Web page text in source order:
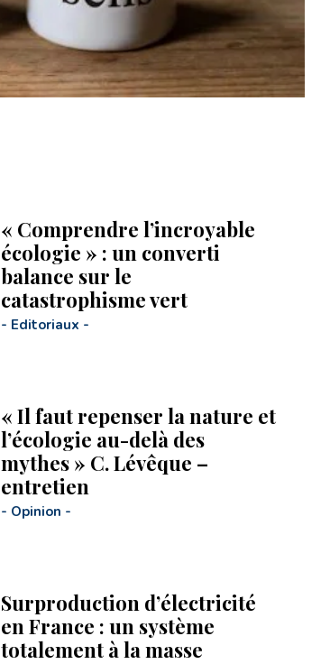
« Comprendre l’incroyable
écologie » : un converti
balance sur le
catastrophisme vert
- Editoriaux -
« Il faut repenser la nature et
l’écologie au-delà des
mythes » C. Lévêque –
entretien
- Opinion -
Surproduction d’électricité
en France : un système
totalement à la masse